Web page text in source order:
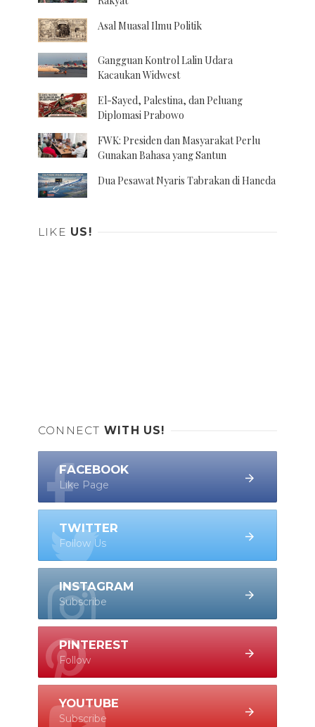
Asal Muasal Ilmu Politik
Gangguan Kontrol Lalin Udara
Kacaukan Widwest
El-Sayed, Palestina, dan Peluang
Diplomasi Prabowo
FWK: Presiden dan Masyarakat Perlu
Gunakan Bahasa yang Santun
Dua Pesawat Nyaris Tabrakan di Haneda
LIKE US!
CONNECT WITH US!
FACEBOOK
Like Page
TWITTER
Follow Us
INSTAGRAM
Subscribe
PINTEREST
Follow
YOUTUBE
Subscribe